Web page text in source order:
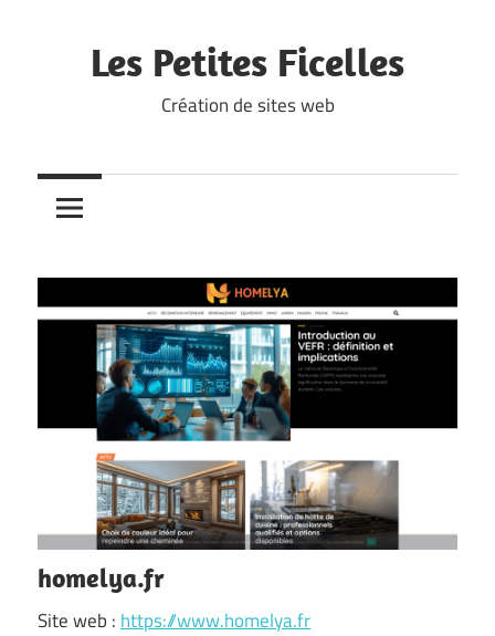
contentLes Petites Ficelles
Création de sites web
homelya.fr
Site web : https://www.homelya.fr